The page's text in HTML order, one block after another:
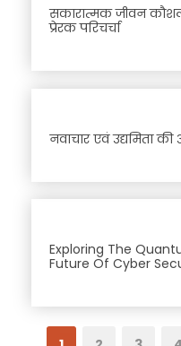
सकारात्मक जीवन
प्रेरक परिचर्चा
नवाचार एवं उद्यमिता
Exploring The
Future Of Cyber